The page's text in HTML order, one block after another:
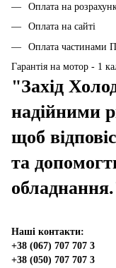
Оплата на
Оплата на сайті
Оплата частинами
Гарантія на мотор - 1
"Захід
надійними
щоб
та
Наші контакти:
+38 (067) 707 707 3
+38 (050) 707 707 3